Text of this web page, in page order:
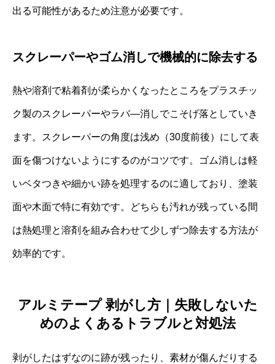
出る可能性があるため注意が必要です。
スクレーパーやゴム消しで機械的に除去する
熱や溶剤で粘着剤が柔らかくなったところをプラスチッ
ク製のスクレーパーやラバ―消しでこそげ落としていき
ます。スクレーパーの角度は浅め（30度前後）にして表
面を傷つけないようにするのがコツです。ゴム消しは軽
いベタつきや細かい跡を処理するのに適しており、塗装
面や木面で特に有効です。どちらも汚れが残っている間
は熱処理と溶剤を組み合わせて少しずつ除去する方法が
効率的です。
アルミテープ 剥がし方｜失敗しないた
めのよくあるトラブルと対処法
剥がしたはずなのに跡が残ったり、素材が傷んだりする